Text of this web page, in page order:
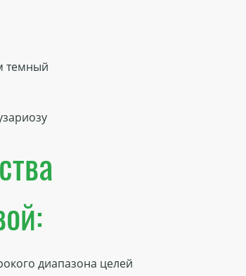
темный
диапазона целей